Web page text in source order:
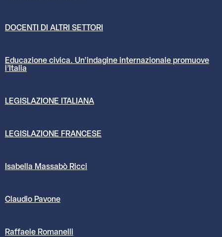
DOCENTI DI ALTRI SETTORI
Educazione civica. Un’indagine internazionale promuove
l’Italia
LEGISLAZIONE ITALIANA
LEGISLAZIONE FRANCESE
Isabella Massabò Ricci
Claudio Pavone
Raffaele Romanelli